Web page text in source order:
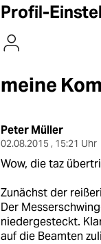
gesellschaft
kultur
nord
wahrheit
verlag
verlag
Profil-
meine
Peter Müller
02.08.2015 , 15:21 Uhr
Wow, die taz
Zunächst der
Der
niedergesteckt.
auf die Beamten